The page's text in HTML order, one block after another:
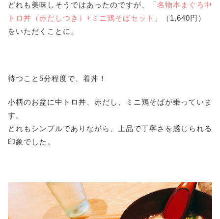
どれも美味しそうではあったのですが、「名物本まぐろ中
トロ丼（赤だしつき）+ミニ鶏そばセット 」（1,640円）
をいただくことに。
待つこと5分程度で、着丼！
小柄のお盆に中トロ丼、赤だし、ミニ鶏そばが乗っていま
す。
どれもシンプルでありながら、上品で丁寧さを感じられる
印象でした。